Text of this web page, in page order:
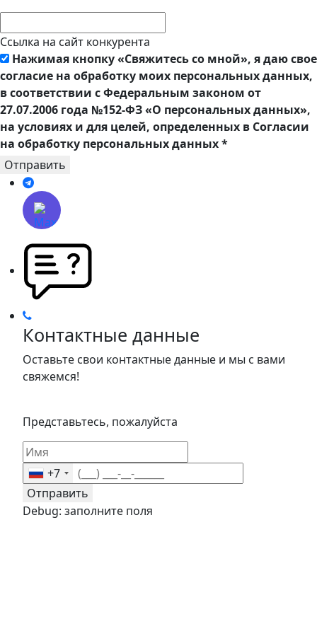
Ссылка на сайт конкурента
Нажимая кнопку «Свяжитесь со мной», я даю свое
согласие на обработку моих персональных данных,
в соответствии с Федеральным законом от
27.07.2006 года №152-ФЗ «О персональных данных»,
на условиях и для целей, определенных в Согласии
на обработку персональных данных*
Отправить
Контактные данные
Оставьте свои контактные данные и мы с вами
свяжемся!
Представьтесь, пожалуйста
+7
Отправить
Debug: заполните поля